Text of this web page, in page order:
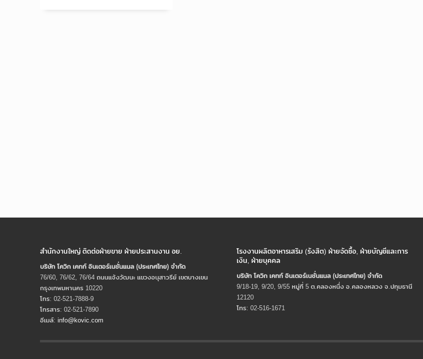
สำนักงานใหญ่ ติดต่อฝ่ายขาย ฝ่ายประสานงาน อย.
บริษัท โควิก เคทท์ อินเตอร์เนชั่นแนล (ประเทศไทย) จํากัด
76/60, 76/62, 76/64 ถนนแจ้งวัฒนะ แขวงอนุสาวรีย์ เขตบางเขน
กรุงเทพมหานคร 10220
โทร: 02-521-7888-9
โทรสาร: 02-521-7890
อีเมล์: info@kovic.com
โรงงานผลิตอาหารเสริม (รังสิต) ฝ่ายจัดซื้อ, ฝ่ายบัญชีและการ
เงิน, ฝ่ายบุคคล
บริษัท โควิก เคทท์ อินเตอร์เนชั่นแนล (ประเทศไทย) จํากัด
9/18-19, 9/20, 9/55 หมู่ที่ 5 ต.คลองหนึ่ง อ.คลองหลวง จ.ปทุมธานี
12120
โทร: 02-516-1671